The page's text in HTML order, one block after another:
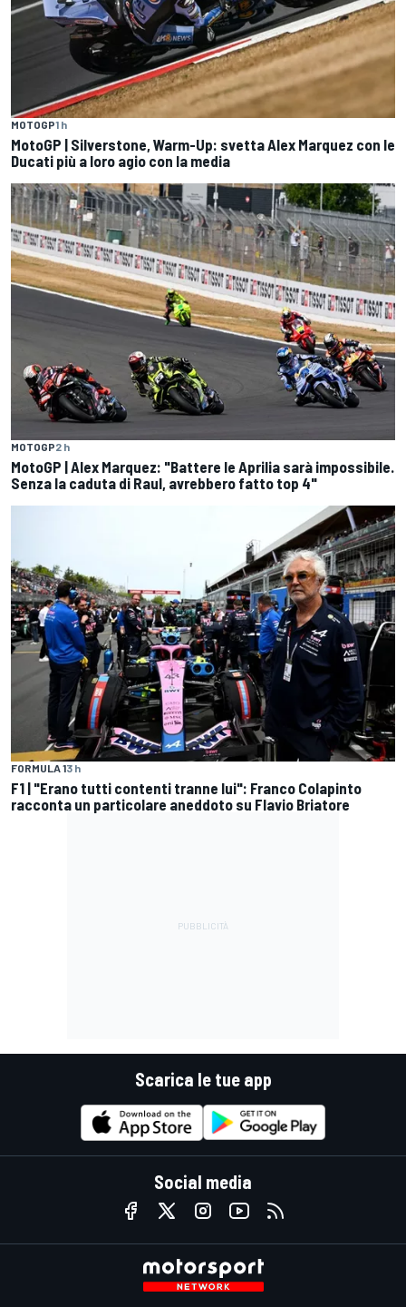
MOTOGP1 h
MotoGP | Silverstone, Warm-Up: svetta Alex Marquez con le
Ducati più a loro agio con la media
MOTOGP2 h
MotoGP | Alex Marquez: "Battere le Aprilia sarà impossibile.
Senza la caduta di Raul, avrebbero fatto top 4"
FORMULA 13 h
F1 | "Erano tutti contenti tranne lui": Franco Colapinto
racconta un particolare aneddoto su Flavio Briatore
Scarica le tue app
Social media